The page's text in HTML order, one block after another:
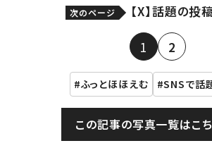
次のページ 【X】話題の投
1 2
ふっとほほえむ SNSで話
この記事の写真一覧はこ